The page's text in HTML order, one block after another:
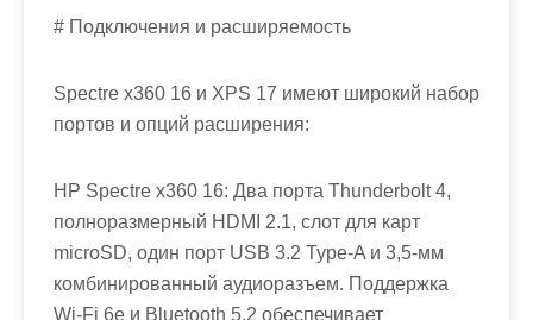
# Подключения и расширяемость
Spectre x360 16 и XPS 17 имеют широкий набор
портов и опций расширения:
HP Spectre x360 16: Два порта Thunderbolt 4,
полноразмерный HDMI 2.1, слот для карт
microSD, один порт USB 3.2 Type-A и 3,5-мм
комбинированный аудиоразъем. Поддержка
Wi-Fi 6e и Bluetooth 5.2 обеспечивает